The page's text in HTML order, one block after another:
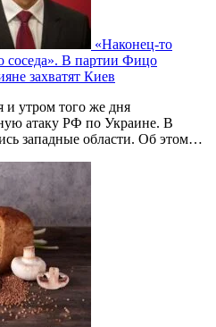
«Наконец-то
соседа». В партии Фицо
захватят Киев
и утром того же дня
атаку РФ по Украине. В
западные области. Об этом…